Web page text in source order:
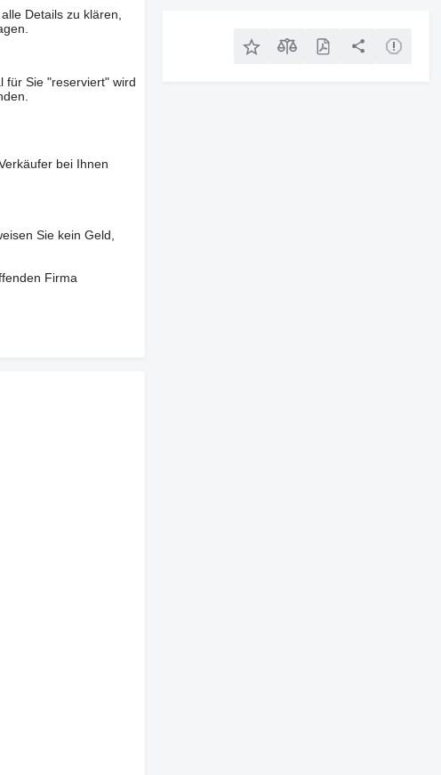
Details zu klären,
für Sie "reserviert" wird
bei Ihnen
Sie kein Geld,
Firma